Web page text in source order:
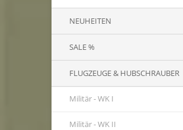
NEUHEITEN
SALE %
FLUGZEUGE & HUBSCHRAUBER
Militär - WK I
Militär - WK II